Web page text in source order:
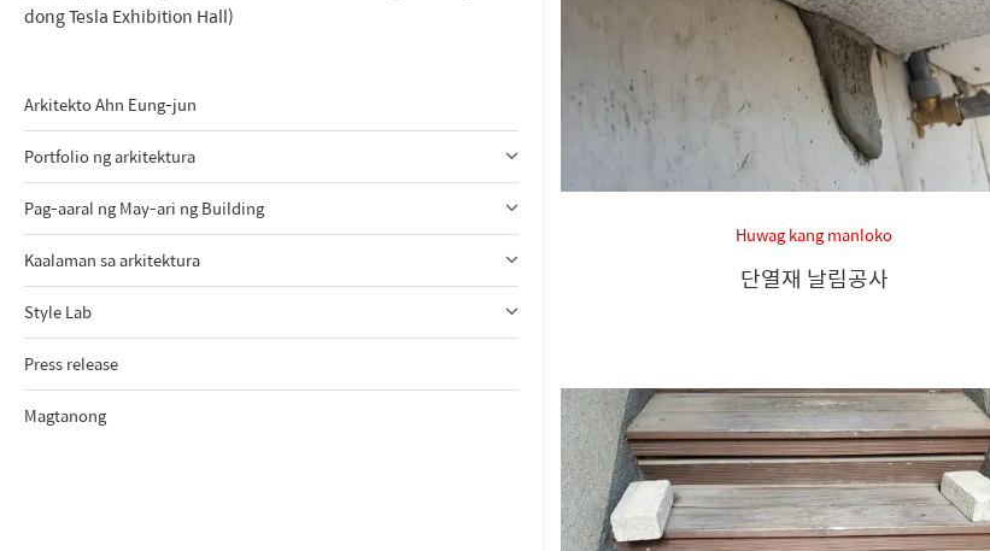
dong Tesla Exhibition Hall)
Arkitekto Ahn Eung-jun
Portfolio ng arkitektura
Pag-aaral ng May-ari ng Building
Kaalaman sa arkitektura
Style Lab
Press release
Magtanong
Huwag kang manloko
단열재 날림공사